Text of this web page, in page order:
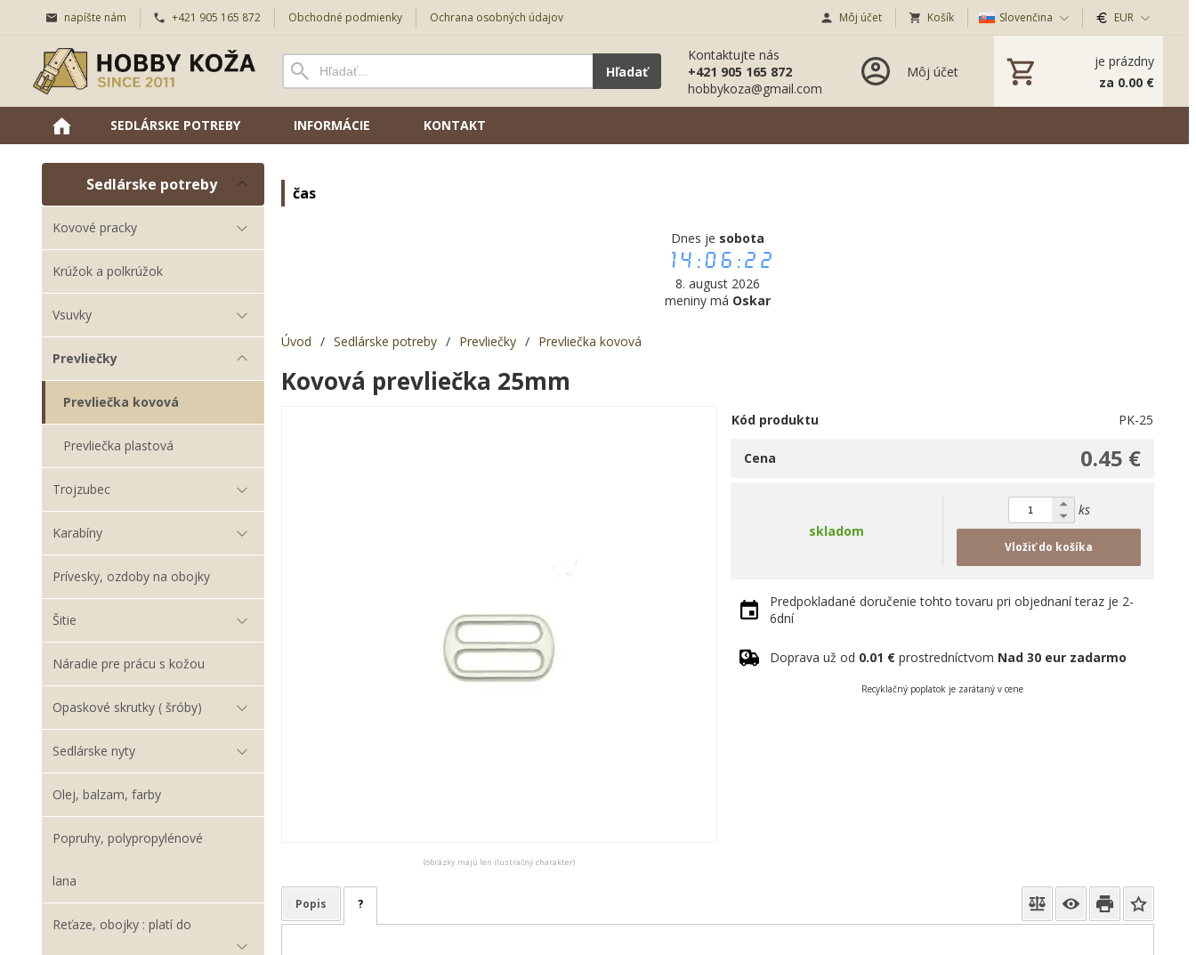
napíšte nám +421 905 165 872 Obchodné podmienky Ochrana osobných údajov Môj účet Košík Slovenčina EUR
Hľadať
Kontaktujte nás
+421 905 165 872
hobbykoza@gmail.com
Môj účet
je prázdny
za 0.00 €
SEDLÁRSKE POTREBY INFORMÁCIE KONTAKT
Sedlárske potreby
Kovové pracky
Krúžok a polkrúžok
Vsuvky
Prevliečky
Prevliečka kovová
Prevliečka plastová
Trojzubec
Karabíny
Prívesky, ozdoby na obojky
Šitie
Náradie pre prácu s kožou
Opaskové skrutky ( šróby)
Sedlárske nyty
Olej, balzam, farby
Popruhy, polypropylénové
lana
Reťaze, obojky : platí do
čas
Dnes je sobota
14:06:23
8. august 2026
meniny má Oskar
Úvod / Sedlárske potreby / Prevliečky / Prevliečka kovová
Kovová prevliečka 25mm
(obrázky majú len ilustračný charakter)
Kód produktu PK-25
0.45 €
Cena
skladom
ks
Vložiť do košíka
Predpokladané doručenie tohto tovaru pri objednaní teraz je 2-
6dní
Doprava už od 0.01 € prostredníctvom Nad 30 eur zadarmo
Recyklačný poplatok je zarátaný v cene
Popis ?